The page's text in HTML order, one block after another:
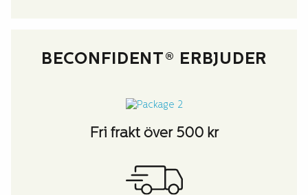
BECONFIDENT® ERBJUDER
Fri frakt över 500 kr